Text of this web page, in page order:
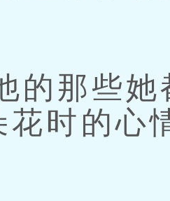
那些她
花时的心